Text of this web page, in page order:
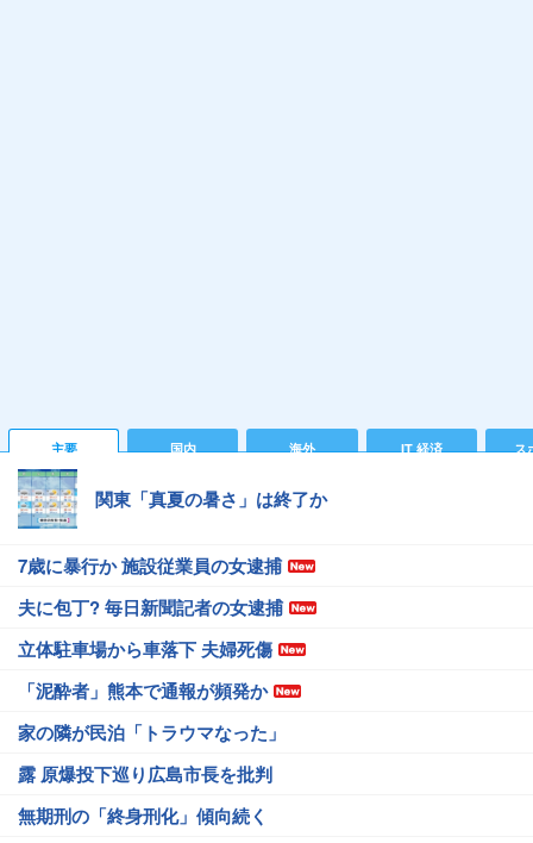
主要 国内 海外 IT 経済 ス
関東「真夏の暑さ」は終了か
7歳に暴行か 施設従業員の女逮捕
夫に包丁? 毎日新聞記者の女逮捕
立体駐車場から車落下 夫婦死傷
「泥酔者」熊本で通報が頻発か
家の隣が民泊「トラウマなった」
露 原爆投下巡り広島市長を批判
無期刑の「終身刑化」傾向続く